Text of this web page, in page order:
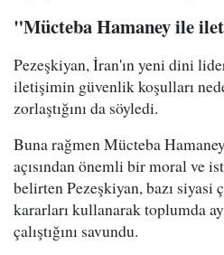
"Mücteba Hamaney ile
Pezeşkiyan, İran'ın yeni dini
iletişimin güvenlik koşulları
zorlaştığını da söyledi.
Buna rağmen Mücteba
açısından önemli bir moral ve
belirten Pezeşkiyan, bazı siyasi
kararları kullanarak toplumda
çalıştığını savundu.